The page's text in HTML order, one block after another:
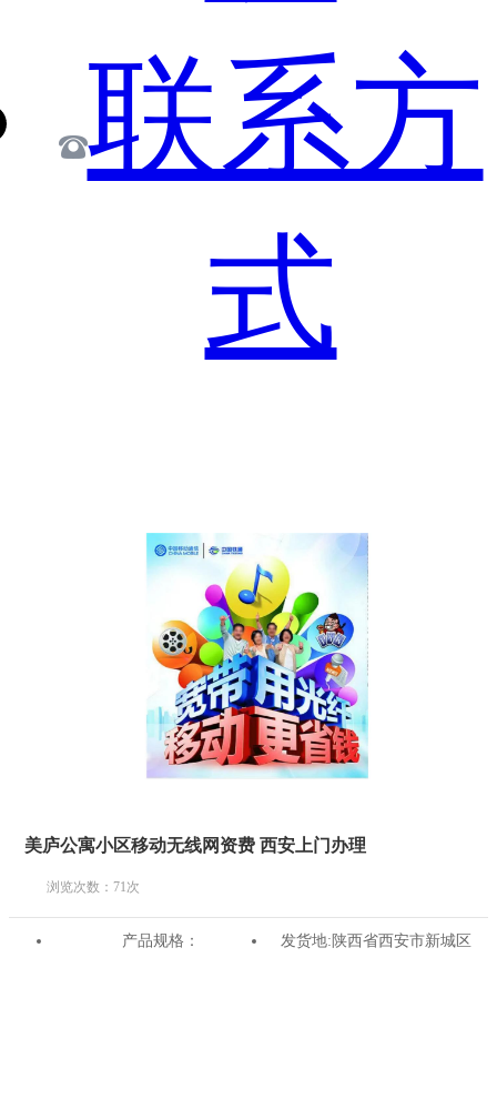
联系方
式
美庐公寓小区移动无线网资费 西安上门办理
浏览次数： 71次
产品规格： 发货地:陕西省西安市新城区